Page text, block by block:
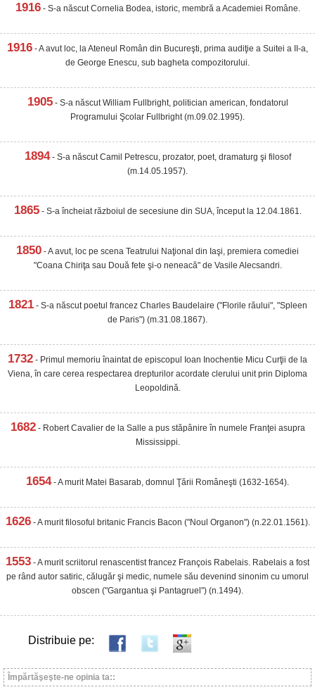
1916- S-a născut Cornelia Bodea, istoric, membră a Academiei Române.
1916 - A avut loc, la Ateneul Român din Bucureşti, prima audiţie a Suitei a II-a,
de George Enescu, sub bagheta compozitorului.
1905- S-a născut William Fullbright, politician american, fondatorul
Programului Şcolar Fullbright (m.09.02.1995).
1894- S-a născut Camil Petrescu, prozator, poet, dramaturg şi filosof
(m.14.05.1957).
1865- S-a încheiat războiul de secesiune din SUA, început la 12.04.1861.
1850 - A avut, loc pe scena Teatrului Naţional din Iaşi, premiera comediei
"Coana Chiriţa sau Două fete şi-o neneacă" de Vasile Alecsandri.
1821- S-a născut poetul francez Charles Baudelaire ("Florile răului", "Spleen
de Paris") (m.31.08.1867).
1732 - Primul memoriu înaintat de episcopul Ioan Inochentie Micu Curţii de la
Viena, în care cerea respectarea drepturilor acordate clerului unit prin Diploma
Leopoldină.
1682- Robert Cavalier de la Salle a pus stăpânire în numele Franţei asupra
Mississippi.
1654- A murit Matei Basarab, domnul Ţării Româneşti (1632-1654).
1626- A murit filosoful britanic Francis Bacon ("Noul Organon") (n.22.01.1561).
1553 - A murit scriitorul renascentist francez François Rabelais. Rabelais a fost
pe rând autor satiric, călugăr şi medic, numele său devenind sinonim cu umorul
obscen ("Gargantua şi Pantagruel") (n.1494).
Distribuie pe:
Împărtăşeşte-ne opinia ta::